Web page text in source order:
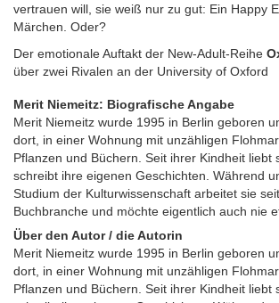
vertrauen will, sie weiß nur zu gut: Ein Happy
Märchen. Oder?
Der emotionale Auftakt der New-Adult-Reihe
über zwei Rivalen an der University of Oxford
Merit Niemeitz: Biografische Angabe
Merit Niemeitz wurde 1995 in Berlin geboren
dort, in einer Wohnung mit unzähligen
Pflanzen und Büchern. Seit ihrer Kindheit liebt
schreibt ihre eigenen Geschichten. Während
Studium der Kulturwissenschaft arbeitet sie
Buchbranche und möchte eigentlich auch nie
Über den Autor / die Autorin
Merit Niemeitz wurde 1995 in Berlin geboren
dort, in einer Wohnung mit unzähligen
Pflanzen und Büchern. Seit ihrer Kindheit liebt